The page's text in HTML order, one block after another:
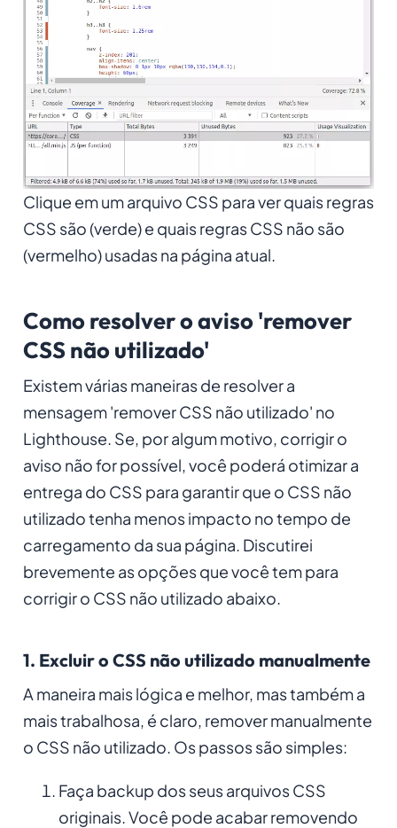
Clique em um arquivo CSS para ver quais regras
CSS são (verde) e quais regras CSS não são
(vermelho) usadas na página atual.
Como resolver o aviso 'remover
CSS não utilizado'
Existem várias maneiras de resolver a
mensagem 'remover CSS não utilizado' no
Lighthouse. Se, por algum motivo, corrigir o
aviso não for possível, você poderá otimizar a
entrega do CSS para garantir que o CSS não
utilizado tenha menos impacto no tempo de
carregamento da sua página. Discutirei
brevemente as opções que você tem para
corrigir o CSS não utilizado abaixo.
1. Excluir o CSS não utilizado manualmente
A maneira mais lógica e melhor, mas também a
mais trabalhosa, é claro, remover manualmente
o CSS não utilizado. Os passos são simples:
Faça backup dos seus arquivos CSS
originais. Você pode acabar removendo